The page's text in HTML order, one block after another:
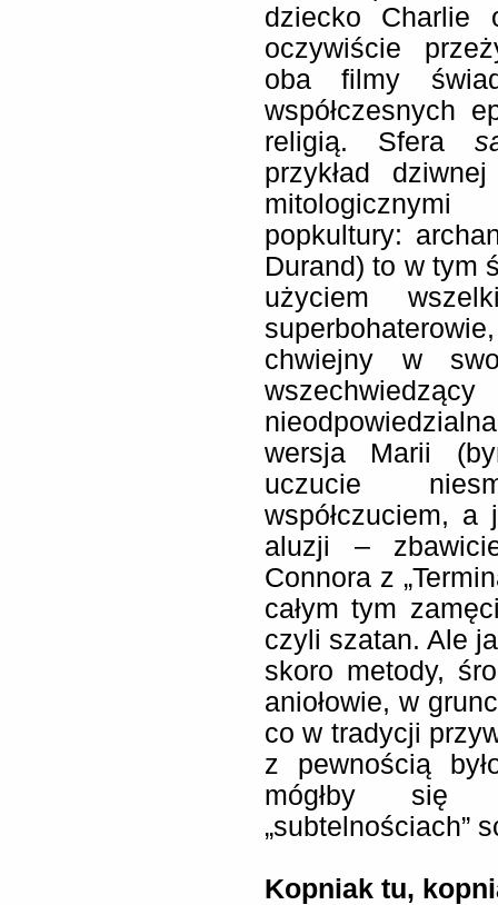
dziecko Charlie
oczywiście
oba filmy
współczesnych
religią. Sfera
przykład
popkultury:
Durand) to w tym
użyciem
chwiejny w
wersja Marii
uczucie
współczuciem,
aluzji –
Connora z
całym tym
czyli szatan. Ale
skoro metody,
aniołowie, w
co w tradycji
z pewnością
mógłby się
„subtelnościach”
Kopniak tu,